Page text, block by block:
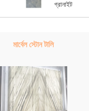
গ্রানাইট
মার্বেল স্টোন টালি